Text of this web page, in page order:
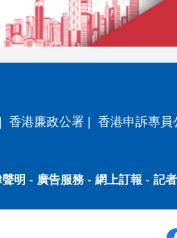
| 香港廉政公署 | 香港申訴專員
明 - 廣告服務- 網上訂報 - 記